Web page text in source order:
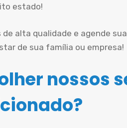
estado!
alta qualidade e agende
de sua família ou empresa!
nossos